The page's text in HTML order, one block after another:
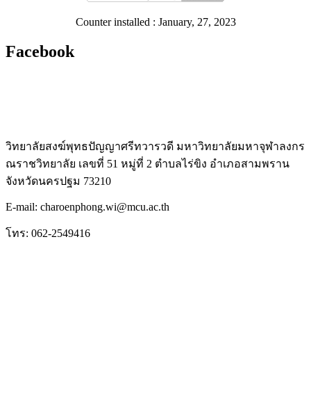
Counter installed : January, 27, 2023
Facebook
วิทยาลัยสงฆ์พุทธปัญญาศรีทวารวดี มหาวิทยาลัยมหาจุฬาลงกร
ณราชวิทยาลัย เลขที่ 51 หมู่ที่ 2 ตำบลไร่ขิง อำเภอสามพราน
จังหวัดนครปฐม 73210
E-mail: charoenphong.wi@mcu.ac.th
โทร: 062-2549416